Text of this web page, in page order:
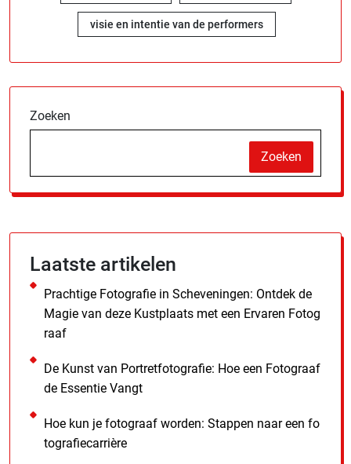
visie en intentie van de performers
Zoeken
Zoeken
Laatste artikelen
Prachtige Fotografie in Scheveningen: Ontdek de
Magie van deze Kustplaats met een Ervaren Fotog
raaf
De Kunst van Portretfotografie: Hoe een Fotograaf
de Essentie Vangt
Hoe kun je fotograaf worden: Stappen naar een fo
tografiecarrière